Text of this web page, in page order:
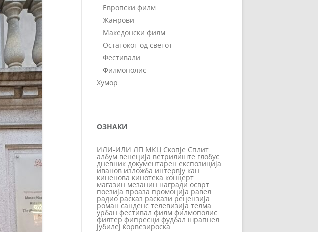
Европски филм
Жанрови
Македонски филм
Остатокот од светот
Фестивали
Филмополис
Хумор
ОЗНАКИ
ИЛИ-ИЛИ ЛП МКЦ Скопје Сплит
албум венеција ветрилиште глобус
дневник документарен експозиција
иванов изложба интервју кан
киненова кинотека концерт
магазин мезанин награди осврт
поезија проаза промоција равел
радио расказ раскази рецензија
роман санденс телевизија телма
урбан фестивал филм филмополис
филтер фипресци фудбал шрапнел
јубилеј ќорвезироска